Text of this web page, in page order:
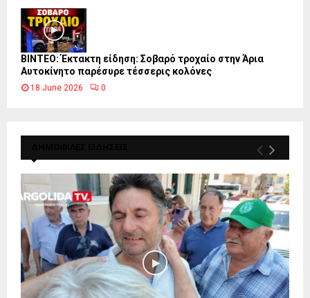
ΒΙΝΤΕΟ: Έκτακτη είδηση: Σοβαρό τροχαίο στην Άρια
Αυτοκίνητο παρέσυρε τέσσερις κολόνες
18 June 2026 0